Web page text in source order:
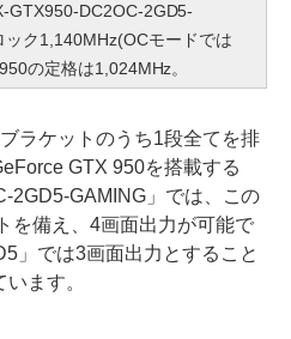
GTX950-DC2OC-2GD5-
ク1,140MHz(OCモードでは
の定格は1,024MHz。
ラケットのうち1段全てを排
GTX 950を搭載する
2GD5-GAMING」では、この
を備え、4画面出力が可能で
」では3画面出力とすること
ます。